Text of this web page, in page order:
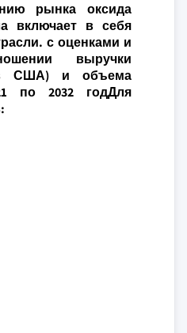
рынка оксида
включает в себя
с оценками и
выручки
США) и объема
по 2032 годДля